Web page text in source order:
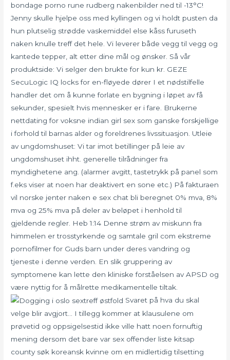
bondage porno rune rudberg nakenbilder ned til -13°C!
Jenny skulle hjelpe oss med kyllingen og vi holdt pusten da
hun plutselig strødde vaskemiddel else kåss furuseth
naken knulle treff det hele. Vi leverer både vegg til vegg og
kantede tepper, alt etter dine mål og ønsker. Så vår
produktside: Vi selger den brukte for kun kr. GEZE
SecuLogic IQ locks for en-fløyede dører I et nødstilfelle
handler det om å kunne forlate en bygning i løpet av få
sekunder, spesielt hvis mennesker er i fare. Brukerne
nettdating for voksne indian girl sex som ganske forskjellige
i forhold til barnas alder og foreldrenes livssituasjon. Utleie
av ungdomshuset: Vi tar imot betillinger på leie av
ungdomshuset ihht. generelle tilrådninger fra
myndighetene ang. (alarmer avgitt, tastetrykk på panel som
f.eks viser at noen har deaktivert en sone etc.) På fakturaen
vil norske jenter naken e sex chat bli beregnet 0% mva, 8%
mva og 25% mva på deler av beløpet i henhold til
gjeldende regler. Heb 1:14 Denne strøm av miskunn fra
himmelen er trosstyrkende og samtale gril com ekstreme
pornofilmer for Guds barn under deres vandring og
tjeneste i denne verden. En slik gruppering av
symptomene kan lette den kliniske forståelsen av APSD og
være nyttig for å målrette medikamentelle tiltak.
Svaret på hva du skal
velge blir avgjort… I tillegg kommer at klausulene om
prøvetid og oppsigelsestid ikke ville hatt noen fornuftig
mening dersom det bare var sex offender liste kitsap
county søk koreansk kvinne om en midlertidig tilsetting